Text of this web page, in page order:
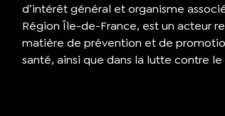
d’intérêt général et organisme
Région Île-de-France, est un acteur
matière de prévention et de
santé, ainsi que dans la lutte contre